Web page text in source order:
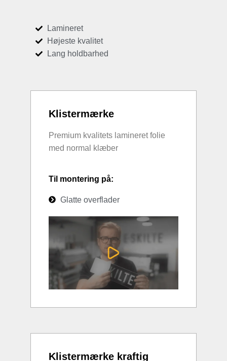
Lamineret
Højeste kvalitet
Lang holdbarhed
Klistermærke
Premium kvalitets lamineret folie
med normal klæber
Til montering på:
Glatte overflader
Klistermærke kraftig